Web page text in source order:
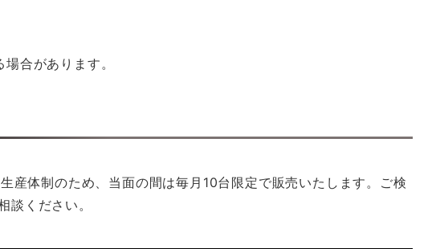
合があります。
産体制のため、当面の間は毎月10台限定で販売いたします。ご検
談ください。